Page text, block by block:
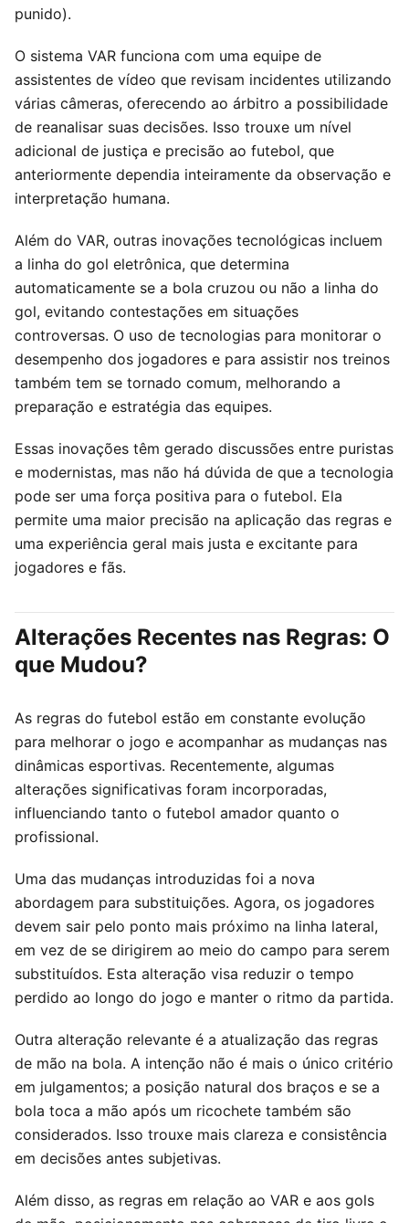
punido).
O sistema VAR funciona com uma equipe de
assistentes de vídeo que revisam incidentes utilizando
várias câmeras, oferecendo ao árbitro a possibilidade
de reanalisar suas decisões. Isso trouxe um nível
adicional de justiça e precisão ao futebol, que
anteriormente dependia inteiramente da observação e
interpretação humana.
Além do VAR, outras inovações tecnológicas incluem
a linha do gol eletrônica, que determina
automaticamente se a bola cruzou ou não a linha do
gol, evitando contestações em situações
controversas. O uso de tecnologias para monitorar o
desempenho dos jogadores e para assistir nos treinos
também tem se tornado comum, melhorando a
preparação e estratégia das equipes.
Essas inovações têm gerado discussões entre puristas
e modernistas, mas não há dúvida de que a tecnologia
pode ser uma força positiva para o futebol. Ela
permite uma maior precisão na aplicação das regras e
uma experiência geral mais justa e excitante para
jogadores e fãs.
Alterações Recentes nas Regras: O
que Mudou?
As regras do futebol estão em constante evolução
para melhorar o jogo e acompanhar as mudanças nas
dinâmicas esportivas. Recentemente, algumas
alterações significativas foram incorporadas,
influenciando tanto o futebol amador quanto o
profissional.
Uma das mudanças introduzidas foi a nova
abordagem para substituições. Agora, os jogadores
devem sair pelo ponto mais próximo na linha lateral,
em vez de se dirigirem ao meio do campo para serem
substituídos. Esta alteração visa reduzir o tempo
perdido ao longo do jogo e manter o ritmo da partida.
Outra alteração relevante é a atualização das regras
de mão na bola. A intenção não é mais o único critério
em julgamentos; a posição natural dos braços e se a
bola toca a mão após um ricochete também são
considerados. Isso trouxe mais clareza e consistência
em decisões antes subjetivas.
Além disso, as regras em relação ao VAR e aos gols